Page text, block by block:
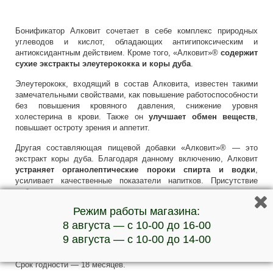
Бонификатор Алковит сочетает в себе комплекс природных
углеводов и кислот, обладающих антигипоксическим и
антиоксидантным действием. Кроме того, «Алковит»® содержит
сухие экстракты элеутерококка и коры дуба.
Элеутерококк, входящий в состав Алковита, известен такими
замечательными свойствами, как повышение работоспособности
без повышения кровяного давления, снижение уровня
холестерина в крови. Также онулучшает обмен веществ,
повышает остроту зрения и аппетит.
Другая составляющая пищевой добавки «Алковит»® — это
экстракт коры дуба. Благодаря данному включению, Алковит
устраняет органолептические пороки спирта и водки,
усиливает качественные показатели напитков. Присутствие
дубильных веществ существенноулучшает их вкусовые
Рекомендации по применению. Рекомендуемая дозировка
добавки: 3-7 грамм на литр алкогольного напитка. Напиток готов
к употреблению сразу после внесения и растворения добавки.
Срок годности — 18 месяцев.
Режим работы магазина:
8 августа — с 10-00 до 16-00
9 августа — с 10-00 до 14-00